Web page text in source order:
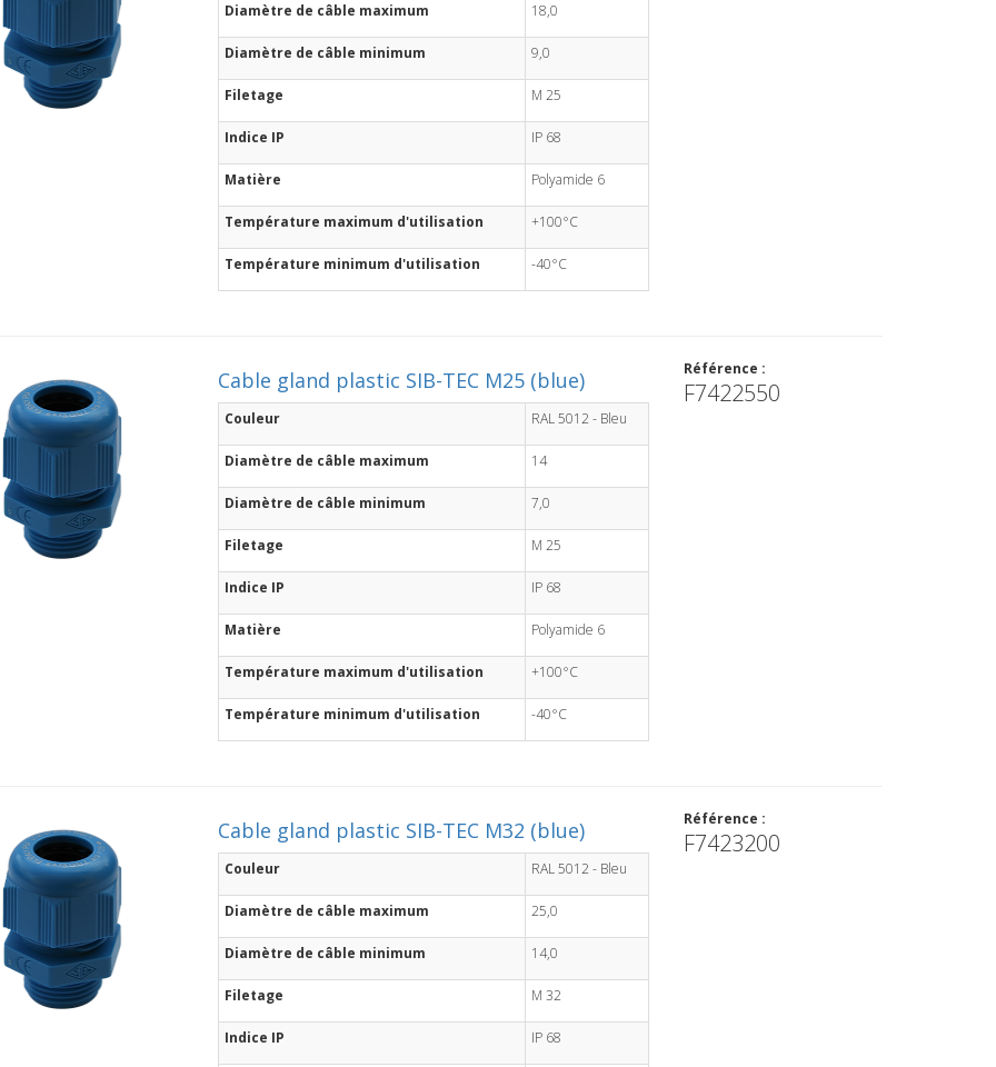
Diamètre de câble maximum 18,0
Diamètre de câble minimum 9,0
Filetage M 25
Indice IP IP 68
Matière Polyamide 6
Température maximum d'utilisation +100°C
Température minimum d'utilisation -40°C
Cable gland plastic SIB-TEC M25 (blue)
Couleur RAL 5012 - Bleu
Diamètre de câble maximum 14
Diamètre de câble minimum 7,0
Filetage M 25
Indice IP IP 68
Matière Polyamide 6
Température maximum d'utilisation +100°C
Température minimum d'utilisation -40°C
Référence :
F7422550
Cable gland plastic SIB-TEC M32 (blue)
Couleur RAL 5012 - Bleu
Diamètre de câble maximum 25,0
Diamètre de câble minimum 14,0
Filetage M 32
Indice IP IP 68
Référence :
F7423200